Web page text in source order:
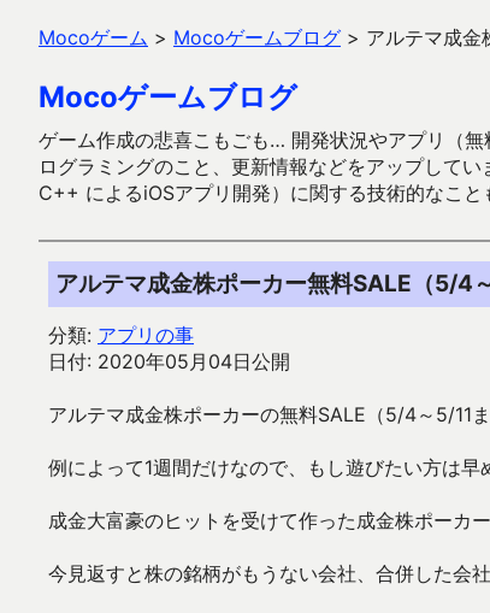
Mocoゲーム > Mocoゲームブログ > アルテマ成金
Mocoゲームブログ
ゲーム作成の悲喜こもごも… 開発状況やアプリ（
ログラミングのこと、更新情報などをアップして
C++ によるiOSアプリ開発）に関する技術的なこと
アルテマ成金株ポーカー無料SALE（5/4
分類: アプリの事
日付: 2020年05月04日公開
アルテマ成金株ポーカーの無料SALE（5/4～5/11
例によって1週間だけなので、もし遊びたい方は早
成金大富豪のヒットを受けて作った成金株ポーカ
今見返すと株の銘柄がもうない会社、合併した会